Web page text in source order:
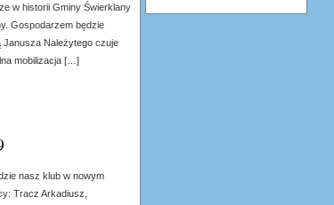
w historii Gminy Świerklany
Gospodarzem będzie
Janusza Należytego czuje
mobilizacja […]
nasz klub w nowym
Tracz Arkadiusz,